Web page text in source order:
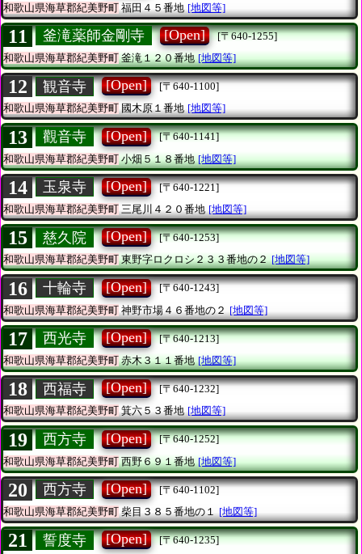
和歌山県海草郡紀美野町 福田４５番地 [地図等]
11 釜滝薬師金剛寺 [Open]
[〒640-1255]
和歌山県海草郡紀美野町釜滝１２０番地 [地図等]
12 観音寺 [Open]
[〒640-1100]
和歌山県海草郡紀美野町國木原１番地 [地図等]
13 觀音寺 [Open]
[〒640-1141]
和歌山県海草郡紀美野町小畑５１８番地 [地図等]
14 玉泉寺 [Open]
[〒640-1221]
和歌山県海草郡紀美野町 三尾川４２０番地 [地図等]
15 慈久院 [Open]
[〒640-1253]
和歌山県海草郡紀美野町東野字ロクロシ２３３番地の２ [地図等]
16 十輪寺 [Open]
[〒640-1243]
和歌山県海草郡紀美野町 神野市場４６番地の２ [地図等]
17 西光寺 [Open]
[〒640-1213]
和歌山県海草郡紀美野町赤木３１１番地 [地図等]
18 西福寺 [Open]
[〒640-1232]
和歌山県海草郡紀美野町箕六５３番地 [地図等]
19 西方寺 [Open]
[〒640-1252]
和歌山県海草郡紀美野町西野６９１番地 [地図等]
20 西方寺 [Open]
[〒640-1102]
和歌山県海草郡紀美野町 柴目３８５番地の１ [地図等]
21 誓度寺 [Open]
[〒640-1235]